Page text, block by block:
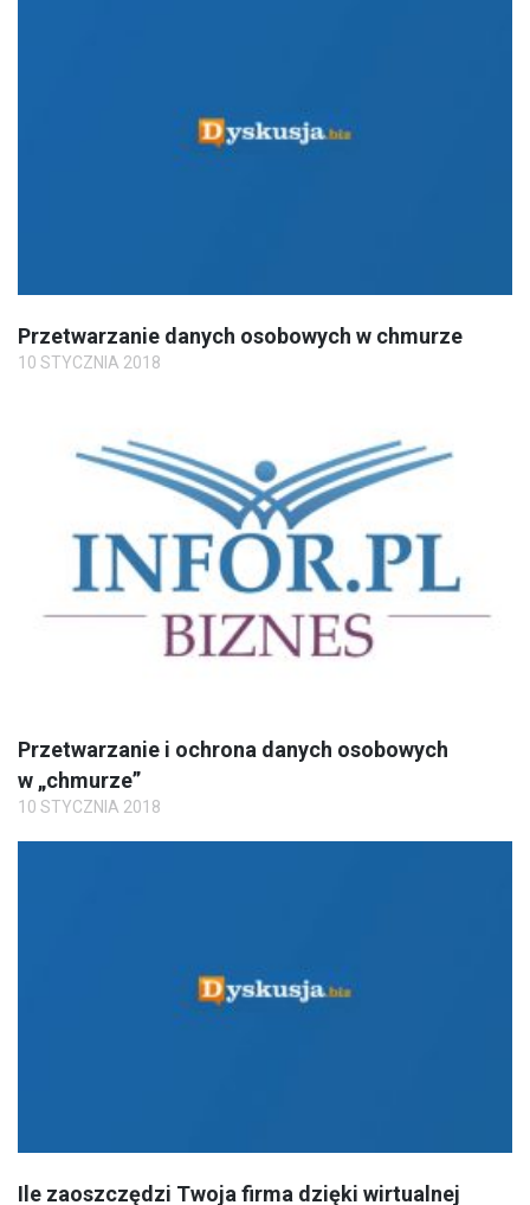
Przetwarzanie danych osobowych w chmurze
10 STYCZNIA 2018
Przetwarzanie i ochrona danych osobowych
w „chmurze”
10 STYCZNIA 2018
Ile zaoszczędzi Twoja firma dzięki wirtualnej